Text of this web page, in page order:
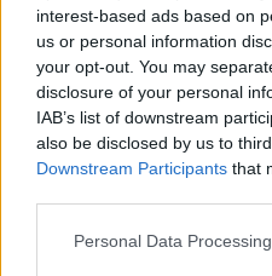
interest-based ads based on
us or personal information
your opt-out. You may
disclosure of your personal
IAB’s list of downstream
also be disclosed by us to
Downstream Participants that
Personal Data
Délután kettőtől
Magyar Péter
kormányülés döntései és
kerül a fókuszba.